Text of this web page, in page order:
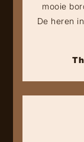
mooie
De heren